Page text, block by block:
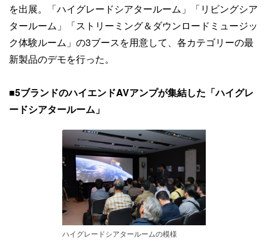
を出展。「ハイグレードシアタールーム」「リビングシア
タールーム」「ストリーミング＆ダウンロードミュージッ
ク体験ルーム」の3ブースを用意して、各カテゴリーの最
新製品のデモを行った。
■5ブランドのハイエンドAVアンプが集結した「ハイグレ
ードシアタールーム」
ハイグレードシアタールームの模様